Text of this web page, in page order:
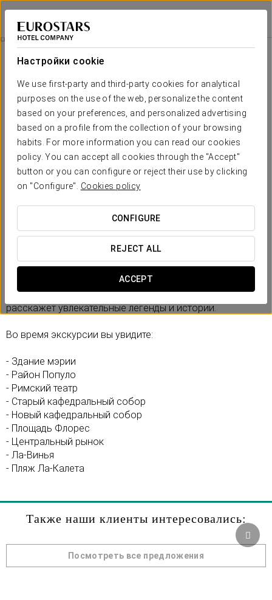
Настройки cookie
We use first-party and third-party cookies for analytical
purposes on the use of the web, personalize the content
based on your preferences, and personalized advertising
based on a profile from the collection of your browsing
habits. For more information you can read our cookies
policy. You can accept all cookies through the "Accept"
button or you can configure or reject their use by clicking
on "Configure". Cookies policy
CONFIGURE
REJECT ALL
ACCEPT
Tandem Ancha 34
КАДИС
Экскурсия По Городу
Экскурсия по городу
Двухчасовая прогулка по самому старому городу
Европы и, возможно, самому лучшему городу в мире!
Предлагаем вам два маршрута в день на выбор, начало
в 10:30 и 13:00 ежедневно. Бесплатная экскурсия
проводится Pancho Tours (оранжевая футболка).
Гид-экскурсовод проведет вас по улочкам Кадиса и
расскажет увлекательные легенды и истории.
Во время экскурсии вы увидите:
- Здание мэрии
- Район Популо
- Римский театр
- Старый кафедральный собор
- Новый кафедральный собор
- Площадь Флорес
- Центральный рынок
- Ла-Винья
- Пляж Ла-Калета
Также наши клиенты интересовались:
Посмотреть все предложения